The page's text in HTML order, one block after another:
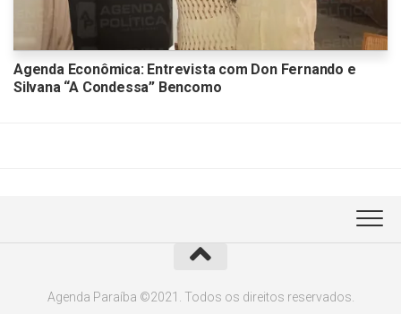
Agenda Econômica: Entrevista com Don Fernando e
Silvana “A Condessa” Bencomo
Agenda Paraíba ©2021. Todos os direitos reservados.